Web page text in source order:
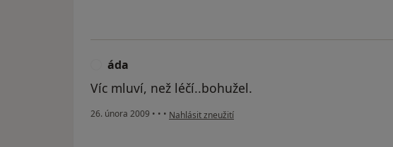
áda
Víc mluví, než léčí..bohužel.
26. února 2009 • • • podle názoru uživatele áda
Nahlásit zneužití